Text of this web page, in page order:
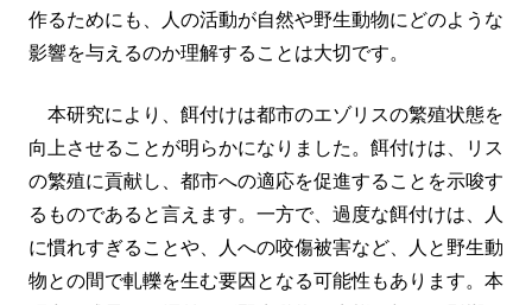
作るためにも、人の活動が自然や野生動物にどのような
影響を与えるのか理解することは大切です。
本研究により、餌付けは都市のエゾリスの繁殖状態を
向上させることが明らかになりました。餌付けは、リス
の繁殖に貢献し、都市への適応を促進することを示唆す
るものであると言えます。一方で、過度な餌付けは、人
に慣れすぎることや、人への咬傷被害など、人と野生動
物との間で軋轢を生む要因となる可能性もあります。本